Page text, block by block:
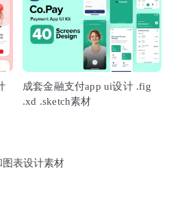
成套金融支付app ui设计 .fig
.xd .sketch素材
表设计素材